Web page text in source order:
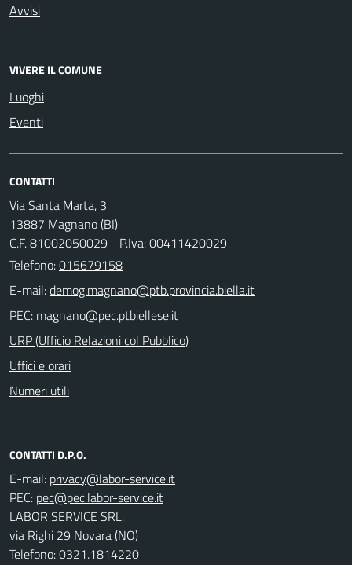
Avvisi
VIVERE IL COMUNE
Luoghi
Eventi
CONTATTI
Via Santa Marta, 3
13887 Magnano (BI)
C.F. 81002050029 - P.Iva: 00411420029
Telefono:015679158
E-mail:
PEC:
URP (Ufficio Relazioni col Pubblico)
Uffici e orari
Numeri utili
CONTATTI D.P.O.
E-mail:
PEC:
LABOR SERVICE SRL.
via Righi 29 Novara (NO)
Telefono: 0321.1814220